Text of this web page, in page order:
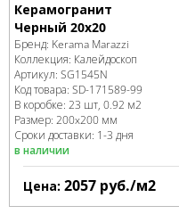
Керамогранит
Черный 20x20
Бренд: Kerama Marazzi
Коллекция: Калейдоскоп
Артикул: SG1545N
Код товара: SD-171589-99
В коробке: 23 шт, 0.92 м2
Размер: 200x200 мм
Сроки доставки: 1-3 дня
в наличии
Цена: 2057 руб./м2